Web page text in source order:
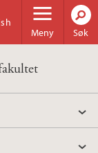
Meny
Søk